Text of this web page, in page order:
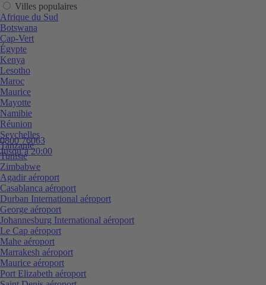
0800 76063
Jusqu’à 20:00
Villes populaires
Afrique du Sud
Botswana
Cap-Vert
Égypte
Kenya
Lesotho
Maroc
Maurice
Mayotte
Namibie
Réunion
Seychelles
Tanzanie
Tunisie
Zimbabwe
Agadir aéroport
Casablanca aéroport
Durban International aéroport
George aéroport
Johannesburg International aéroport
Le Cap aéroport
Mahe aéroport
Marrakesh aéroport
Maurice aéroport
Port Elizabeth aéroport